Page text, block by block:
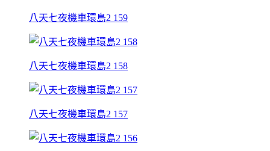
八天七夜機車環島2 159
八天七夜機車環島2 158
八天七夜機車環島2 157